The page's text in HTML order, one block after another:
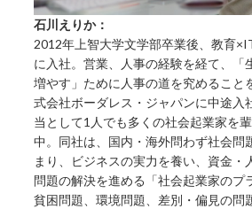
石川えりか：
2012年上智大学文学部卒業後、教育
に入社。営業、人事の経験を経て、「
増やす」ために人事の道を究めること
式会社ボーダレス・ジャパンに中途入
当として1人でも多くの社会起業家を
中。同社は、国内・海外問わず社会問
まり、ビジネスの実力を養い、資金・
問題の解決を進める「社会起業家のプ
貧困問題、環境問題、差別・偏見の問